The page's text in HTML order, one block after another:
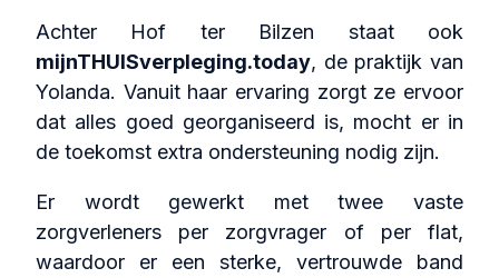
Achter Hof ter Bilzen staat ook
mijnTHUISverpleging.today, de praktijk van
Yolanda. Vanuit haar ervaring zorgt ze ervoor
dat alles goed georganiseerd is, mocht er in
de toekomst extra ondersteuning nodig zijn.
Er wordt gewerkt met twee vaste
zorgverleners per zorgvrager of per flat,
waardoor er een sterke, vertrouwde band